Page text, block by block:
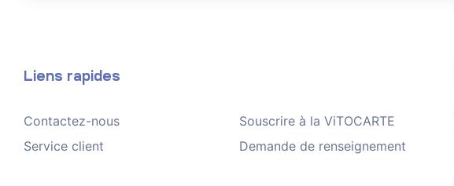
Liens rapides
Contactez-nous
Service client
Souscrire à la ViTOCARTE
Demande de renseignement